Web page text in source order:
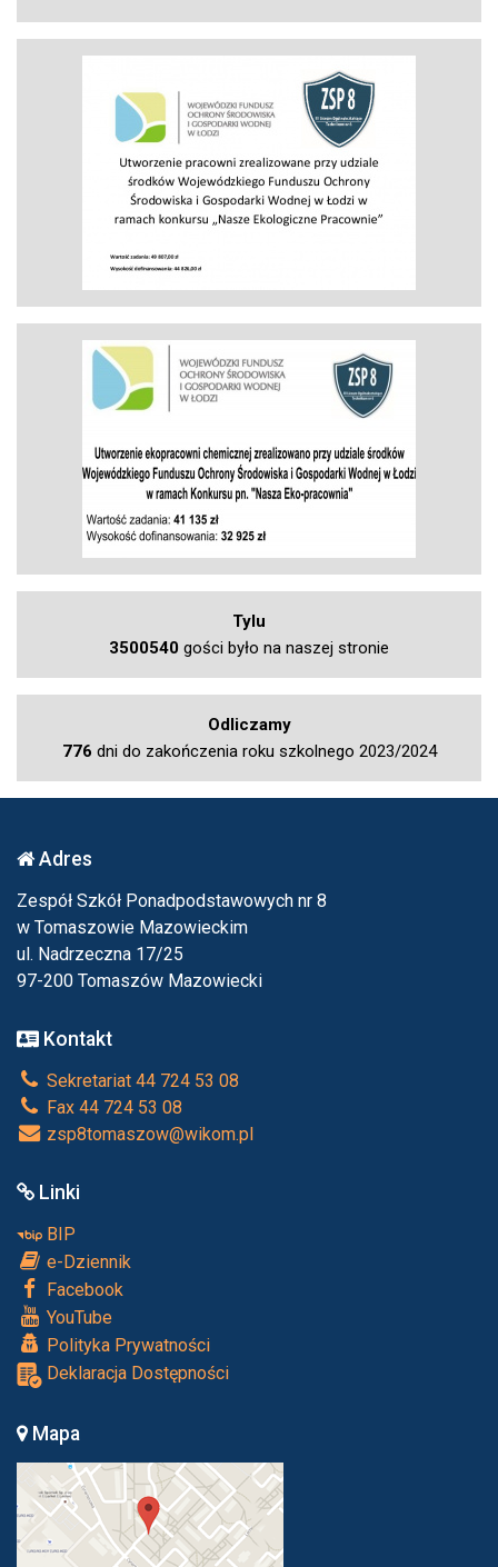
Tylu
3500540 gości było na naszej stronie
Odliczamy
776 dni do zakończenia roku szkolnego 2023/2024
Adres
Zespół Szkół Ponadpodstawowych nr 8
w Tomaszowie Mazowieckim
ul. Nadrzeczna 17/25
97-200 Tomaszów Mazowiecki
Kontakt
Sekretariat 44 724 53 08
Fax 44 724 53 08
zsp8tomaszow@wikom.pl
Linki
BIP
e-Dziennik
Facebook
YouTube
Polityka Prywatności
Deklaracja Dostępności
Mapa